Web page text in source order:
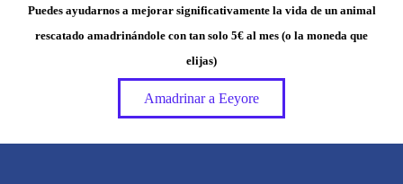
Puedes ayudarnos a mejorar significativamente la vida de un animal
rescatado amadrinándole con tan solo 5€ al mes (o la moneda que
elijas)
Amadrinar a Eeyore